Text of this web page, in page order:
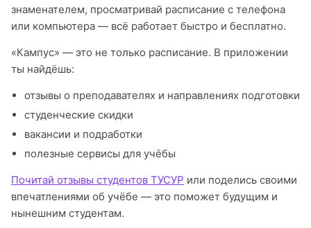
знаменателем, просматривай расписание с телефона
или компьютера — всё работает быстро и бесплатно.
«Кампус» — это не только расписание. В приложении
ты найдёшь:
отзывы о преподавателях и направлениях подготовки
студенческие скидки
вакансии и подработки
полезные сервисы для учёбы
Почитай отзывы студентов ТУСУР или поделись своими
впечатлениями об учёбе — это поможет будущим и
нынешним студентам.